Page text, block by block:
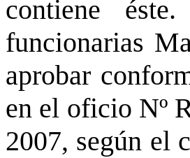
contiene
funcionarias
aprobar
en el oficio Nº
2007, según el